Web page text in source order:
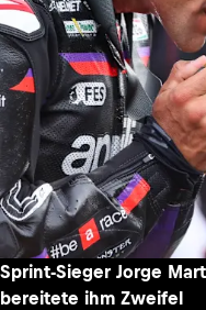
Sprint-Sieger Jorge
bereitete ihm Zweifel